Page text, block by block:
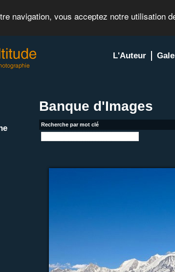
navigation, vous acceptez notre utilisation
L'Auteur
Banque d'Images
Recherche par mot clé